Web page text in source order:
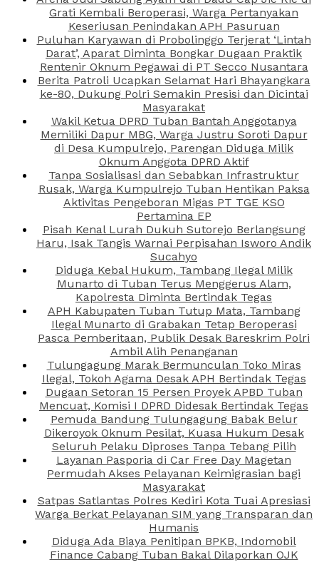
Grati Kembali Beroperasi, Warga Pertanyakan
Keseriusan Penindakan APH Pasuruan
Puluhan Karyawan di Probolinggo Terjerat ‘Lintah
Darat’, Aparat Diminta Bongkar Dugaan Praktik
Rentenir Oknum Pegawai di PT Secco Nusantara
Berita Patroli Ucapkan Selamat Hari Bhayangkara
ke-80, Dukung Polri Semakin Presisi dan Dicintai
Masyarakat
Wakil Ketua DPRD Tuban Bantah Anggotanya
Memiliki Dapur MBG, Warga Justru Soroti Dapur
di Desa Kumpulrejo, Parengan Diduga Milik
Oknum Anggota DPRD Aktif
Tanpa Sosialisasi dan Sebabkan Infrastruktur
Rusak, Warga Kumpulrejo Tuban Hentikan Paksa
Aktivitas Pengeboran Migas PT TGE KSO
Pertamina EP
Pisah Kenal Lurah Dukuh Sutorejo Berlangsung
Haru, Isak Tangis Warnai Perpisahan Isworo Andik
Sucahyo
Diduga Kebal Hukum, Tambang Ilegal Milik
Munarto di Tuban Terus Menggerus Alam,
Kapolresta Diminta Bertindak Tegas
APH Kabupaten Tuban Tutup Mata, Tambang
Ilegal Munarto di Grabakan Tetap Beroperasi
Pasca Pemberitaan, Publik Desak Bareskrim Polri
Ambil Alih Penanganan
Tulungagung Marak Bermunculan Toko Miras
Ilegal, Tokoh Agama Desak APH Bertindak Tegas
Dugaan Setoran 15 Persen Proyek APBD Tuban
Mencuat, Komisi I DPRD Didesak Bertindak Tegas
Pemuda Bandung Tulungagung Babak Belur
Dikeroyok Oknum Pesilat, Kuasa Hukum Desak
Seluruh Pelaku Diproses Tanpa Tebang Pilih
Layanan Pasporia di Car Free Day Magetan
Permudah Akses Pelayanan Keimigrasian bagi
Masyarakat
Satpas Satlantas Polres Kediri Kota Tuai Apresiasi
Warga Berkat Pelayanan SIM yang Transparan dan
Humanis
Diduga Ada Biaya Penitipan BPKB, Indomobil
Finance Cabang Tuban Bakal Dilaporkan OJK